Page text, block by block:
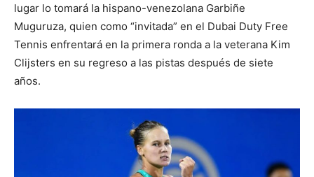
lugar lo tomará la hispano-venezolana Garbiñe
Muguruza, quien como “invitada” en el Dubai Duty Free
Tennis enfrentará en la primera ronda a la veterana Kim
Clijsters en su regreso a las pistas después de siete
años.